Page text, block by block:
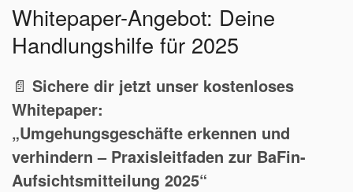
Whitepaper-Angebot: Deine
Handlungshilfe für 2025
📄 Sichere dir jetzt unser kostenloses
Whitepaper:
„Umgehungsgeschäfte erkennen und
verhindern – Praxisleitfaden zur BaFin-
Aufsichtsmitteilung 2025“